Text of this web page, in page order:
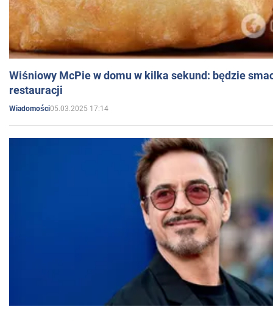
Wiśniowy McPie w domu w kilka sekund: będzie
restauracji
Wiadomości05.03.2025 17:14